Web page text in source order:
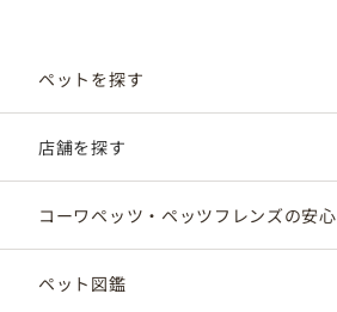
ペットを探す
店舗を探す
コーワペッツ・ペッツフレンズの安心
ペット図鑑